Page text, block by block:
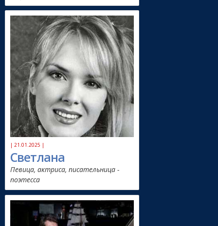
| 21.01.2025 |
Светлана
Певица, актриса, писательница -
поэтесса